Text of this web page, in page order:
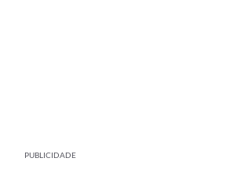
PUBLICIDADE